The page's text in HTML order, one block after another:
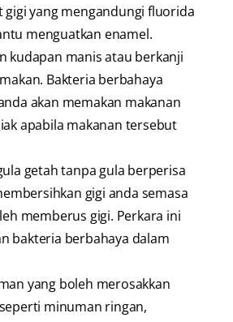
gigi yang mengandungi fluorida
menguatkan enamel.
kudapan manis atau berkanji
Bakteria berbahaya
akan memakan makanan
apabila makanan tersebut
getah tanpa gula berperisa
gigi anda semasa
memberus gigi. Perkara ini
bakteria berbahaya dalam
yang boleh merosakkan
minuman ringan,